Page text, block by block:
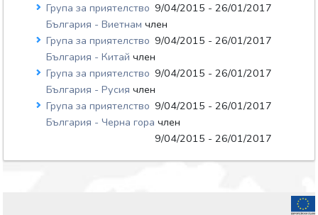
9/04/2015 - 26/01/2017
Група за приятелство
България - Виетнамчлен
9/04/2015 - 26/01/2017
Група за приятелство
България - Китайчлен
9/04/2015 - 26/01/2017
Група за приятелство
България - Русиячлен
9/04/2015 - 26/01/2017
Група за приятелство
България - Черна горачлен
9/04/2015 - 26/01/2017